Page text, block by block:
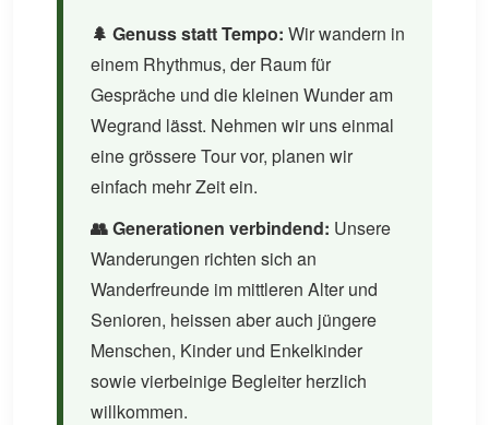
🌲 Genuss statt Tempo: Wir wandern in
einem Rhythmus, der Raum für
Gespräche und die kleinen Wunder am
Wegrand lässt. Nehmen wir uns einmal
eine grössere Tour vor, planen wir
einfach mehr Zeit ein.
👥 Generationen verbindend: Unsere
Wanderungen richten sich an
Wanderfreunde im mittleren Alter und
Senioren, heissen aber auch jüngere
Menschen, Kinder und Enkelkinder
sowie vierbeinige Begleiter herzlich
willkommen.